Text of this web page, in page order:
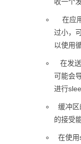
在应
过小，
以使用
在发送
可能会
进行
缓冲
的接受
在使用